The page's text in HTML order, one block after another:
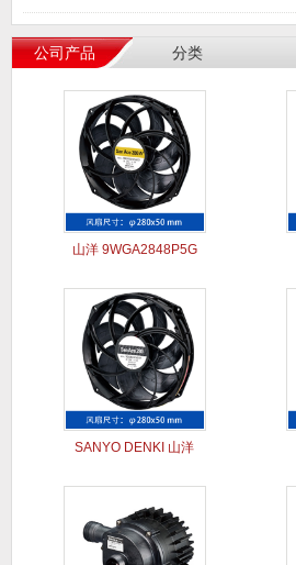
公司产品 分类
山洋 9WGA2848P5G
SANYO DENKI 山洋